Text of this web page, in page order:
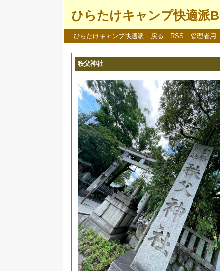
ひらたけキャンプ快適派
ひらたけキャンプ快適派 戻る RSS 管理者用
秩父神社